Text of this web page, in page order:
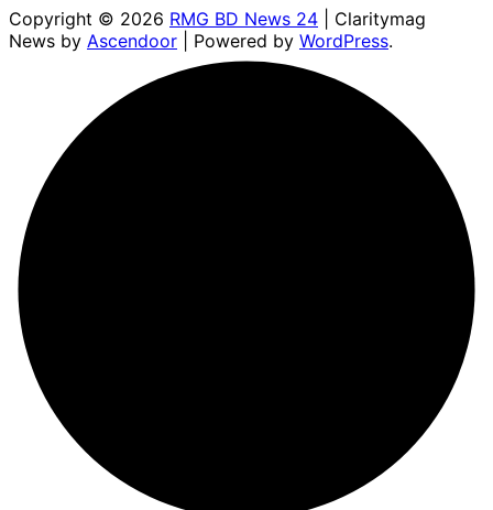
Copyright © 2026 RMG BD News 24 | Claritymag
News by Ascendoor | Powered by WordPress.